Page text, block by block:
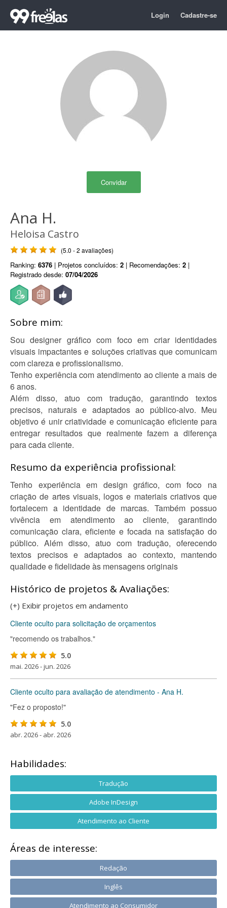
Login Cadastre-se
Convidar
Ana H.
Heloisa Castro
(5.0 - 2 avaliações)
Ranking: 6376 | Projetos concluídos: 2 | Recomendações: 2 |
Registrado desde: 07/04/2026
Sobre mim:
Sou designer gráfico com foco em criar identidades
visuais impactantes e soluções criativas que comunicam
com clareza e profissionalismo.
Tenho experiência com atendimento ao cliente a mais de
6 anos.
Além disso, atuo com tradução, garantindo textos
precisos, naturais e adaptados ao público-alvo. Meu
objetivo é unir criatividade e comunicação eficiente para
entregar resultados que realmente fazem a diferença
para cada cliente.
Resumo da experiência profissional:
Tenho experiência em design gráfico, com foco na
criação de artes visuais, logos e materiais criativos que
fortalecem a identidade de marcas. Também possuo
vivência em atendimento ao cliente, garantindo
comunicação clara, eficiente e focada na satisfação do
público. Além disso, atuo com tradução, oferecendo
textos precisos e adaptados ao contexto, mantendo
qualidade e fidelidade às mensagens originais
Histórico de projetos & Avaliações:
(+) Exibir projetos em andamento
Cliente oculto para solicitação de orçamentos
"recomendo os trabalhos."
5.0
mai. 2026 - jun. 2026
Cliente oculto para avaliação de atendimento - Ana H.
"Fez o proposto!"
5.0
abr. 2026 - abr. 2026
Habilidades:
Tradução
Adobe InDesign
Atendimento ao Cliente
Áreas de interesse:
Redação
Inglês
Atendimento ao Consumidor